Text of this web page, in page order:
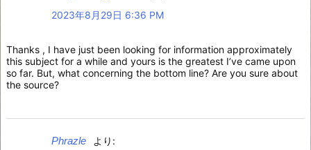
2023年8月29日 6:36 PM
Thanks , I have just been looking for information approximately
this subject for a while and yours is the greatest I’ve came upon
so far. But, what concerning the bottom line? Are you sure about
the source?
Phrazle
より: